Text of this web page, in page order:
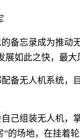
备忘录成为推动
如此之快，最
备无人机系统，
己组装无人机，
的场地，在挂着